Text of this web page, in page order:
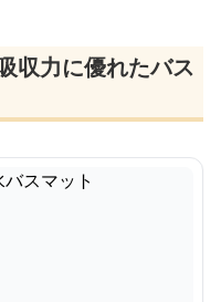
収力に優れたバス